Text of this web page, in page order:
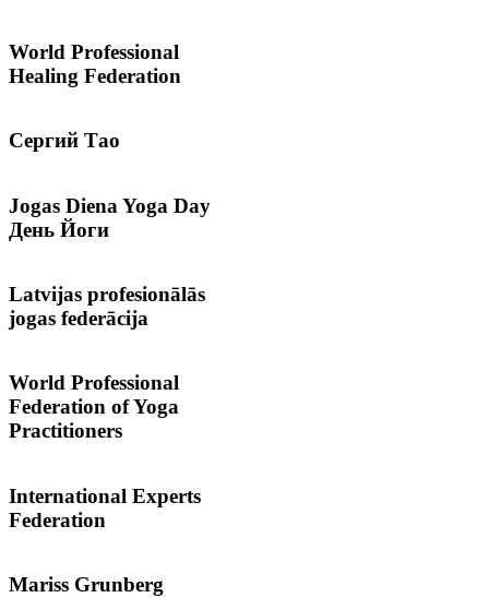
World Professional
Healing Federation
Сергий Тао
Jogas Diena Yoga Day
День Йоги
Latvijas profesionālās
jogas federācija
World Professional
Federation of Yoga
Practitioners
International Experts
Federation
Mariss Grunberg